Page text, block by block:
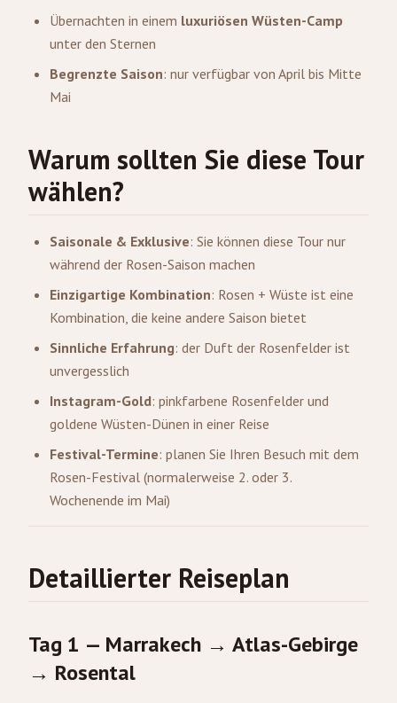
Übernachten in einem luxuriösen Wüsten-Camp
unter den Sternen
Begrenzte Saison: nur verfügbar von April bis Mitte
Mai
Warum sollten Sie diese Tour
wählen?
Saisonale & Exklusive: Sie können diese Tour nur
während der Rosen-Saison machen
Einzigartige Kombination: Rosen + Wüste ist eine
Kombination, die keine andere Saison bietet
Sinnliche Erfahrung: der Duft der Rosenfelder ist
unvergesslich
Instagram-Gold: pinkfarbene Rosenfelder und
goldene Wüsten-Dünen in einer Reise
Festival-Termine: planen Sie Ihren Besuch mit dem
Rosen-Festival (normalerweise 2. oder 3.
Wochenende im Mai)
Detaillierter Reiseplan
Tag 1 — Marrakech → Atlas-Gebirge
→ Rosental